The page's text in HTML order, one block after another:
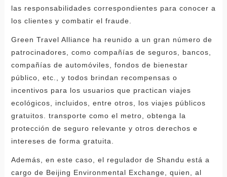
las responsabilidades correspondientes para conocer a
los clientes y combatir el fraude.
Green Travel Alliance ha reunido a un gran número de
patrocinadores, como compañías de seguros, bancos,
compañías de automóviles, fondos de bienestar
público, etc., y todos brindan recompensas o
incentivos para los usuarios que practican viajes
ecológicos, incluidos, entre otros, los viajes públicos
gratuitos. transporte como el metro, obtenga la
protección de seguro relevante y otros derechos e
intereses de forma gratuita.
Además, en este caso, el regulador de Shandu está a
cargo de Beijing Environmental Exchange, quien, al